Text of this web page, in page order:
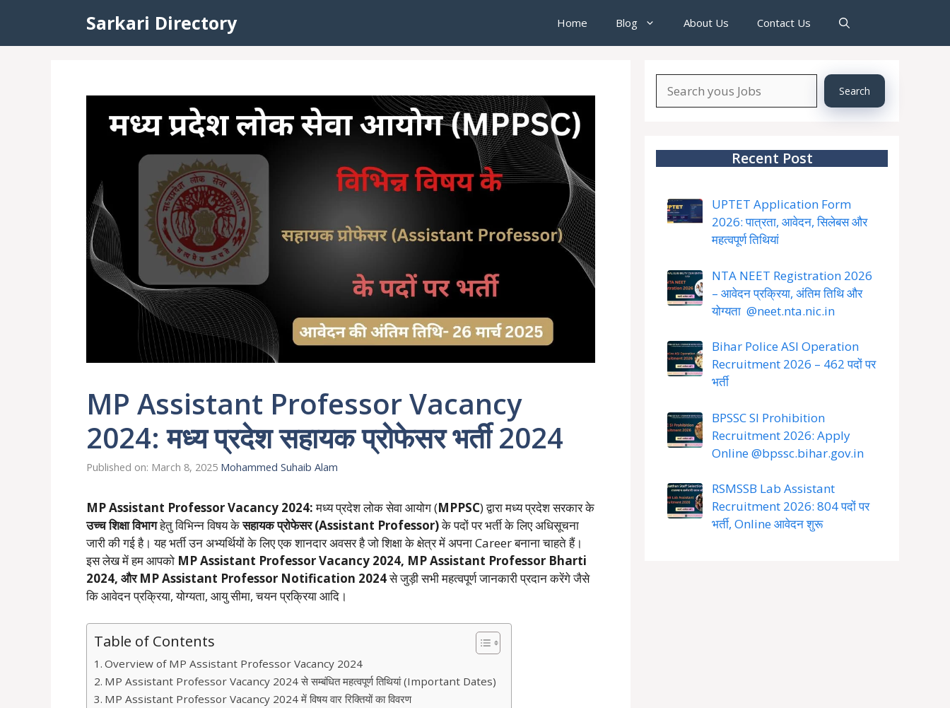
content
Sarkari Directory Home Blog About Us Contact Us
MP Assistant Professor Vacancy
2024: मध्य प्रदेश सहायक प्रोफेसर भर्ती 2024
Published on: March 8, 2025 Mohammed Suhaib Alam
MP Assistant Professor Vacancy 2024:मध्य प्रदेश लोक सेवा आयोग (MPPSC) द्वारा मध्य प्रदेश सरकार के
उच्च शिक्षा विभागहेतु विभिन्न विषय केसहायक प्रोफेसर (Assistant Professor)के पदों पर भर्ती के लिए अधिसूचना
जारी की गई है। यह भर्ती उन अभ्यर्थियों के लिए एक शानदार अवसर है जो शिक्षा के क्षेत्र में अपना Career बनाना चाहते हैं।
इस लेख में हम आपको MP Assistant Professor Vacancy 2024, MP Assistant Professor Bharti
2024, और MP Assistant Professor Notification 2024से जुड़ी सभी महत्वपूर्ण जानकारी प्रदान करेंगे जैसे
कि आवेदन प्रक्रिया, योग्यता, आयु सीमा, चयन प्रक्रिया आदि।
Table of Contents
Overview of MP Assistant Professor Vacancy 2024
MP Assistant Professor Vacancy 2024 से सम्बंधित महत्वपूर्ण तिथियां (Important Dates)
MP Assistant Professor Vacancy 2024 में विषय वार रिक्तियों का विवरण
About
Search
Recent Post
UPTET Application Form
2026: पात्रता, आवेदन, सिलेबस और
महत्वपूर्ण तिथियां
NTA NEET Registration 2026
– आवेदन प्रक्रिया, अंतिम तिथि और
योग्यता @neet.nta.nic.in
Bihar Police ASI Operation
Recruitment 2026 – 462 पदों पर
भर्ती
BPSSC SI Prohibition
Recruitment 2026: Apply
Online @bpssc.bihar.gov.in
RSMSSB Lab Assistant
Recruitment 2026: 804 पदों पर
भर्ती, Online आवेदन शुरू